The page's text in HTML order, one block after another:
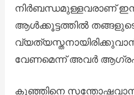
നിർബന്ധമുള്ളവരാണ്
ആൾക്കൂട്ടത്തിൽ
വേണമെന്ന് അവർ
കുഞ്ഞിനെ